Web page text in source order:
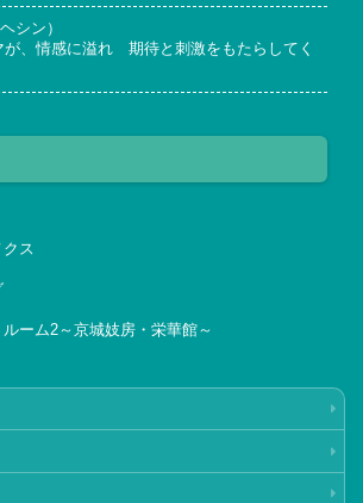
シン）
が、情感に溢れ 期待と刺激をもたらしてく
ス
ーム2～京城妓房・栄華館～